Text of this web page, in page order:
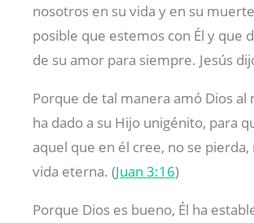
nosotros en su vida y en su
posible que estemos con Él y que
de su amor para siempre. Jesús
Porque de tal manera amó Dios al
ha dado a su Hijo unigénito, para
aquel que en él cree, no se pierda,
vida eterna. (Juan 3:16)
Porque Dios es bueno, Él ha